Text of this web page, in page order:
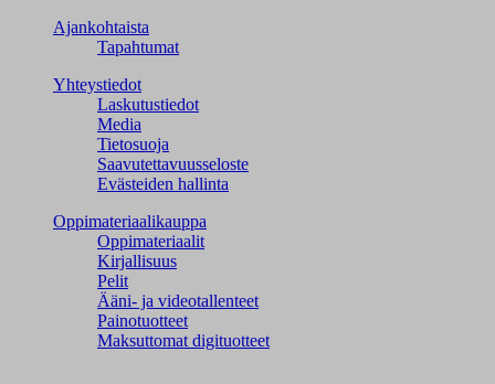
Ajankohtaista
Tapahtumat
Yhteystiedot
Laskutustiedot
Media
Tietosuoja
Saavutettavuusseloste
Evästeiden hallinta
Oppimateriaalikauppa
Oppimateriaalit
Kirjallisuus
Pelit
Ääni- ja videotallenteet
Painotuotteet
Maksuttomat digituotteet